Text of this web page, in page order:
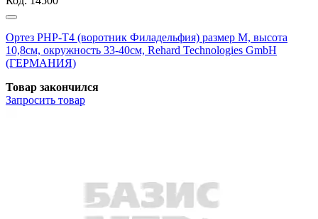
Ортез РНР-Т4 (воротник Филадельфия) размер M, высота
10,8см, окружность 33-40см, Rehard Technologies GmbH
(ГЕРМАНИЯ)
Товар закончился
Запросить товар